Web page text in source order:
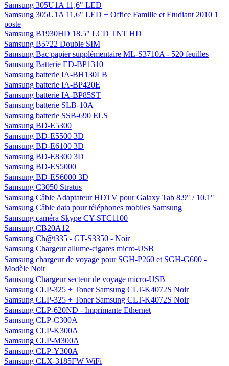
Samsung 305U1A 11,6" LED
Samsung 305U1A 11,6" LED + Office Famille et Etudiant 2010 1
poste
Samsung B1930HD 18.5" LCD TNT HD
Samsung B5722 Double SIM
Samsung Bac papier supplémentaire ML-S3710A - 520 feuilles
Samsung Batterie ED-BP1310
Samsung batterie IA-BH130LB
Samsung batterie IA-BP420E
Samsung batterie IA-BP85ST
Samsung batterie SLB-10A
Samsung batterie SSB-690 ELS
Samsung BD-E5300
Samsung BD-E5500 3D
Samsung BD-E6100 3D
Samsung BD-E8300 3D
Samsung BD-ES5000
Samsung BD-ES6000 3D
Samsung C3050 Stratus
Samsung Câble Adaptateur HDTV pour Galaxy Tab 8.9" / 10.1"
Samsung Câble data pour téléphones mobiles Samsung
Samsung caméra Skype CY-STC1100
Samsung CB20A12
Samsung Ch@t335 - GT-S3350 - Noir
Samsung Chargeur allume-cigares micro-USB
Samsung chargeur de voyage pour SGH-P260 et SGH-G600 -
Modèle Noir
Samsung Chargeur secteur de voyage micro-USB
Samsung CLP-325 + Toner Samsung CLT-K4072S Noir
Samsung CLP-325 + Toner Samsung CLT-K4072S Noir
Samsung CLP-620ND - Imprimante Ethernet
Samsung CLP-C300A
Samsung CLP-K300A
Samsung CLP-M300A
Samsung CLP-Y300A
Samsung CLX-3185FW WiFi